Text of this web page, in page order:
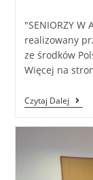
"SENIORZY
realizowany
ze środków
Więcej na
Czytaj Dalej